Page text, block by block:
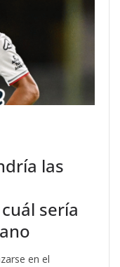
las
sería
en el